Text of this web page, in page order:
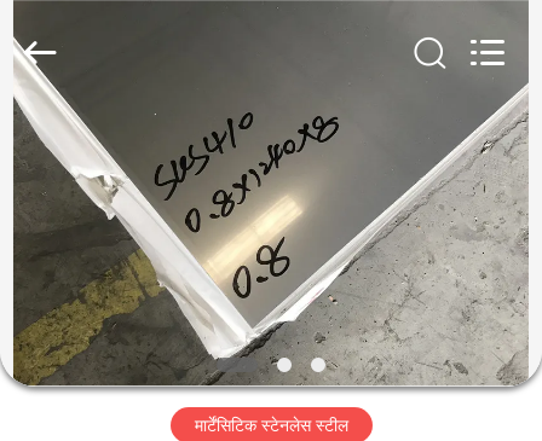
घर
उत्पादों
वीडियो
हमारे
बारे
Steel
Co.,
Ltd.
Rights
Reserved.
मार्टेंसिटिक स्टेनलेस स्टील